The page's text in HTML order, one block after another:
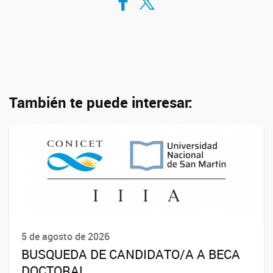
También te puede interesar:
5 de agosto de 2026
BUSQUEDA DE CANDIDATO/A A BECA